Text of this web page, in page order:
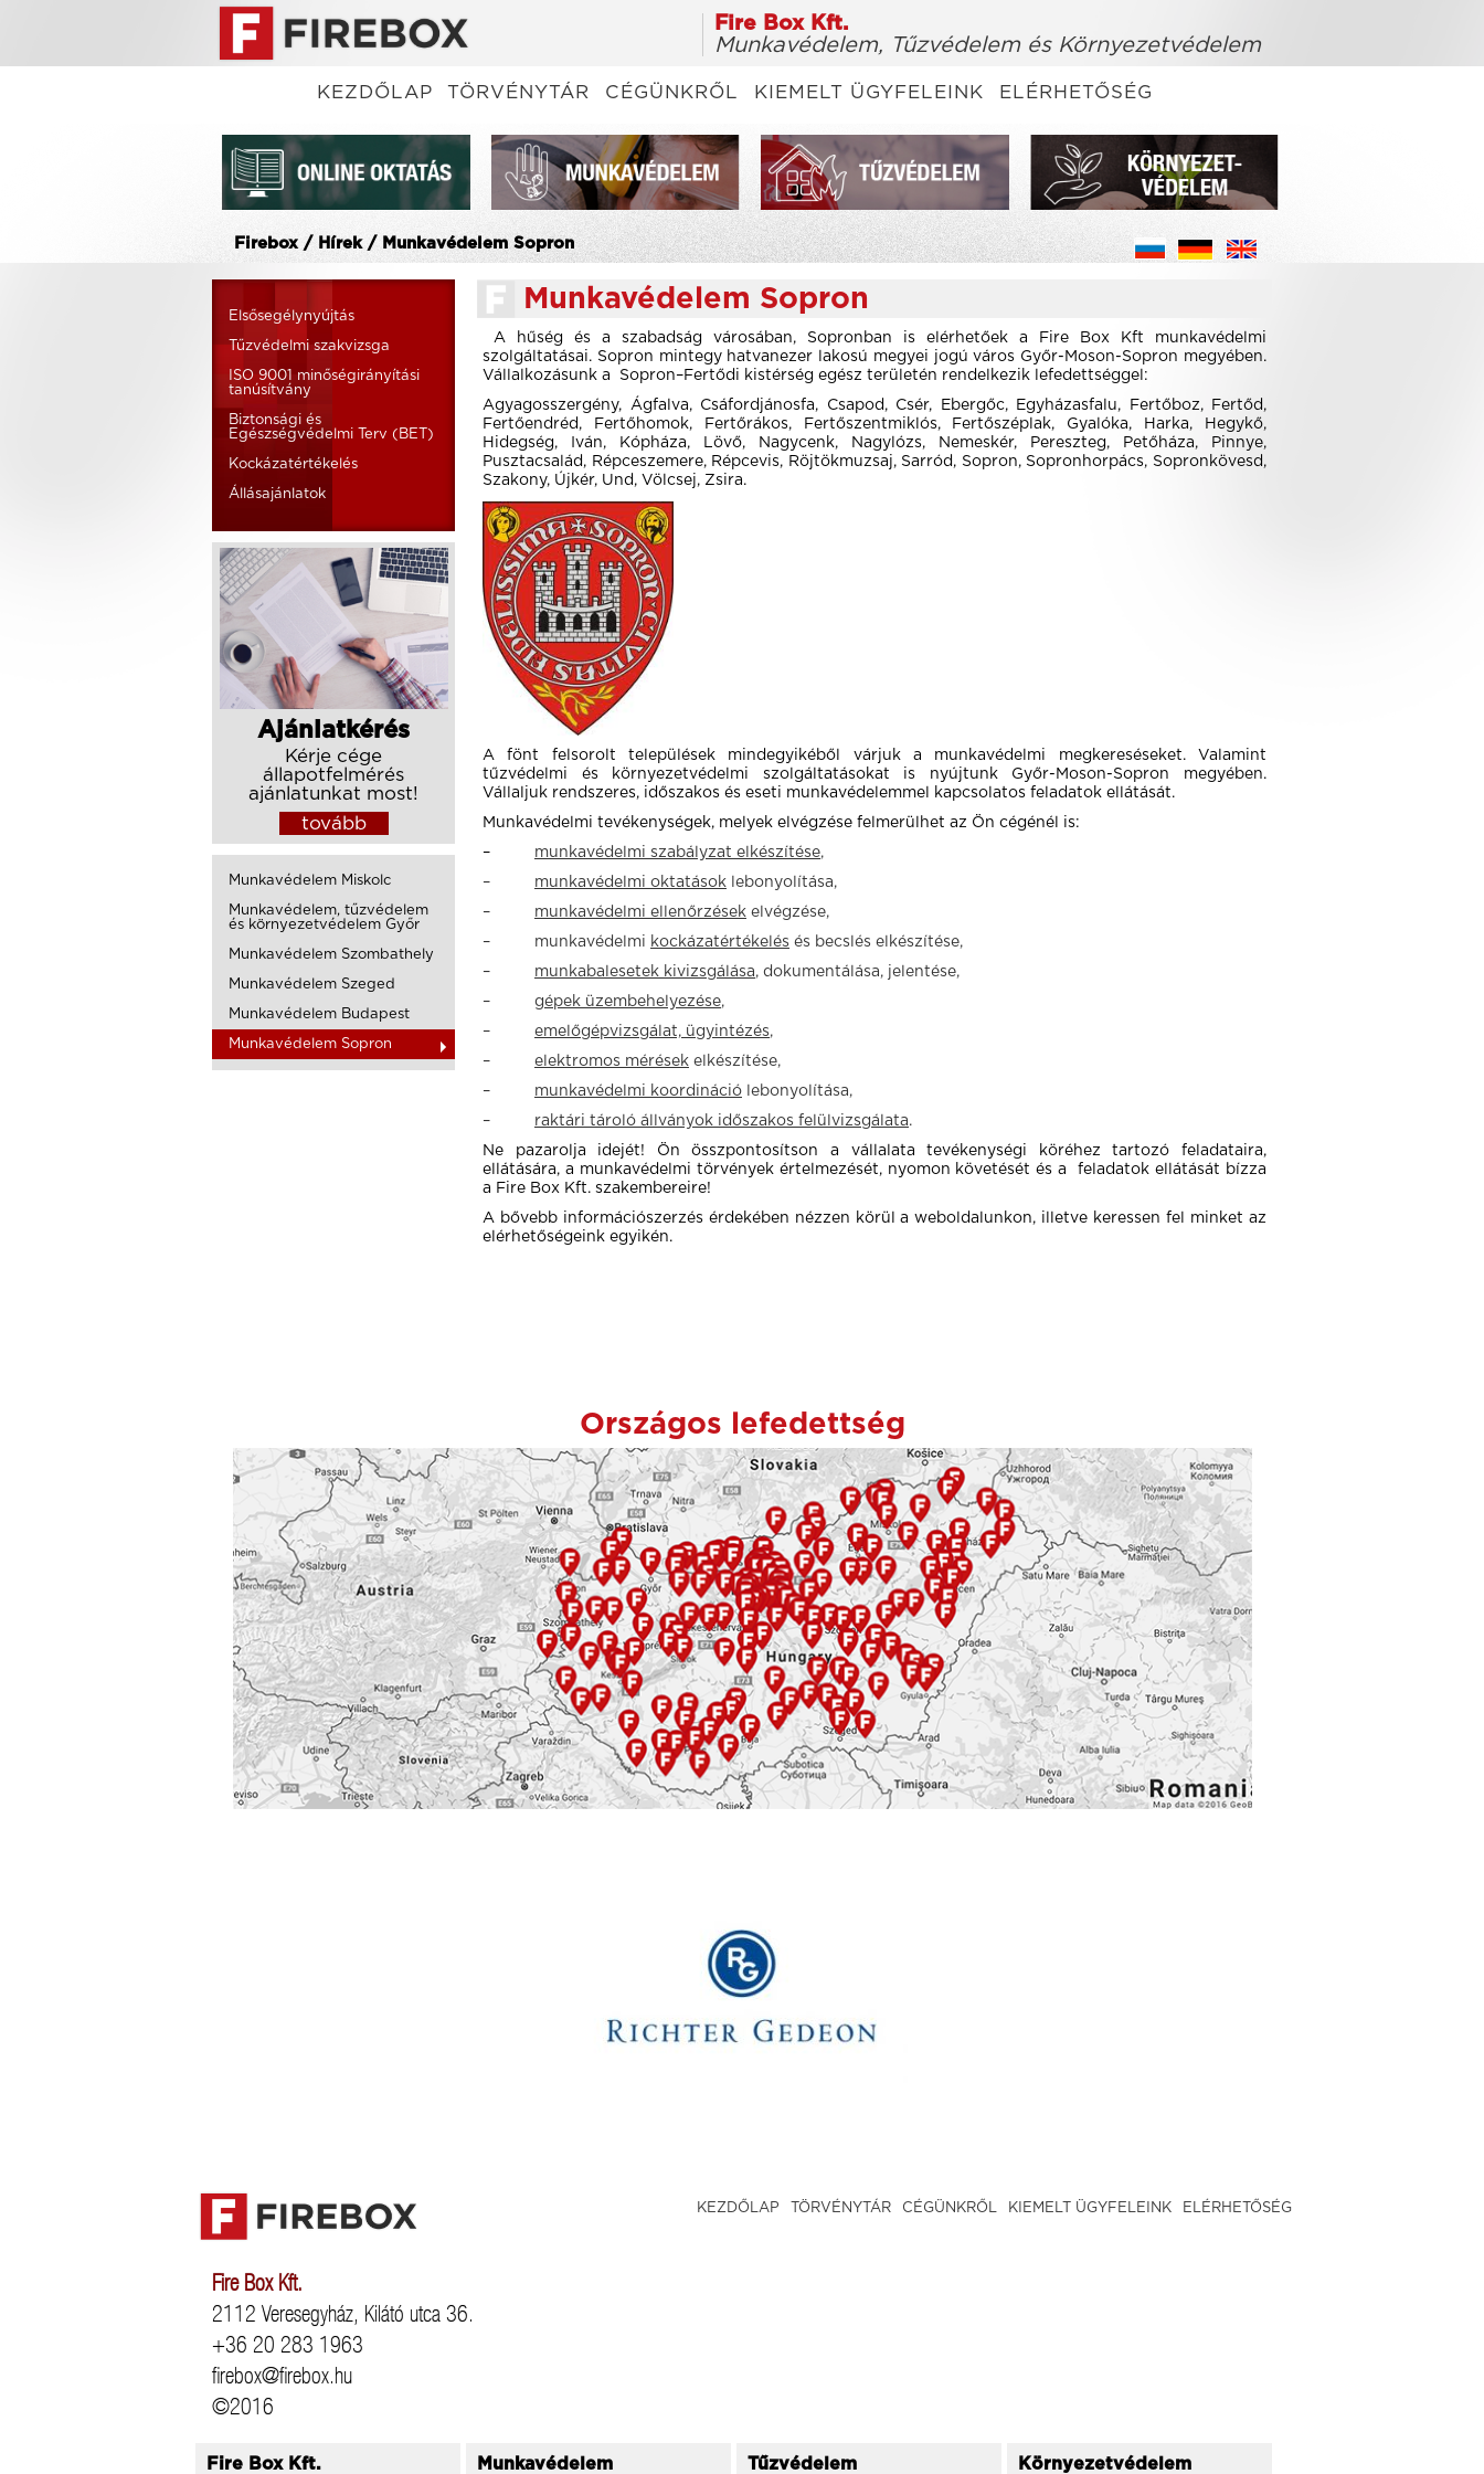
Fire Box Kft.
Munkavédelem, Tűzvédelem és Környezetvédelem
KEZDŐLAP TÖRVÉNYTÁR CÉGÜNKRŐL KIEMELT ÜGYFELEINK ELÉRHETŐSÉG
Firebox / Hírek / Munkavédelem Sopron
Elsősegélynyújtás
Tűzvédelmi szakvizsga
ISO 9001 minőségirányítási
tanúsítvány
Biztonsági és
Egészségvédelmi Terv (BET)
Kockázatértékelés
Állásajánlatok
Ajánlatkérés
Kérje cége
állapotfelmérés
ajánlatunkat most!
tovább
Munkavédelem Miskolc
Munkavédelem, tűzvédelem
és környezetvédelem Győr
Munkavédelem Szombathely
Munkavédelem Szeged
Munkavédelem Budapest
Munkavédelem Sopron
Munkavédelem Sopron
A hűség és a szabadság városában, Sopronban is elérhetőek a Fire Box Kft munkavédelmi
szolgáltatásai. Sopron mintegy hatvanezer lakosú megyei jogú város Győr-Moson-Sopron megyében.
Vállalkozásunk a Sopron–Fertődi kistérség egész területén rendelkezik lefedettséggel:
Agyagosszergény, Ágfalva, Csáfordjánosfa, Csapod, Csér, Ebergőc, Egyházasfalu, Fertőboz, Fertőd,
Fertőendréd, Fertőhomok, Fertőrákos, Fertőszentmiklós, Fertőszéplak, Gyalóka, Harka, Hegykő,
Hidegség, Iván, Kópháza, Lövő, Nagycenk, Nagylózs, Nemeskér, Pereszteg, Petőháza, Pinnye,
Pusztacsalád, Répceszemere, Répcevis, Röjtökmuzsaj, Sarród, Sopron, Sopronhorpács, Sopronkövesd,
Szakony, Újkér, Und, Völcsej, Zsira.
A fönt felsorolt települések mindegyikéből várjuk a munkavédelmi megkereséseket. Valamint
tűzvédelmi és környezetvédelmi szolgáltatásokat is nyújtunk Győr-Moson-Sopron megyében.
Vállaljuk rendszeres, időszakos és eseti munkavédelemmel kapcsolatos feladatok ellátását.
Munkavédelmi tevékenységek, melyek elvégzése felmerülhet az Ön cégénél is:
–
munkavédelmi szabályzat elkészítése,
– munkavédelmi oktatások lebonyolítása,
– munkavédelmi ellenőrzések elvégzése,
– munkavédelmi kockázatértékelés és becslés elkészítése,
– munkabalesetek kivizsgálása, dokumentálása, jelentése,
– gépek üzembehelyezése,
– emelőgépvizsgálat, ügyintézés,
– elektromos mérések elkészítése,
– munkavédelmi koordináció lebonyolítása,
– raktári tároló állványok időszakos felülvizsgálata.
Ne pazarolja idejét! Ön összpontosítson a vállalata tevékenységi köréhez tartozó feladataira,
ellátására, a munkavédelmi törvények értelmezését, nyomon követését és a feladatok ellátását bízza
a Fire Box Kft. szakembereire!
A bővebb információszerzés érdekében nézzen körül a weboldalunkon, illetve keressen fel minket az
elérhetőségeink egyikén.
Országos lefedettség
KEZDŐLAP TÖRVÉNYTÁR CÉGÜNKRŐL KIEMELT ÜGYFELEINK ELÉRHETŐSÉG
Fire Box Kft.
2112 Veresegyház, Kilátó utca 36.
+36 20 283 1963
firebox@firebox.hu
©2016
Fire Box Kft. Munkavédelem Tűzvédelem Környezetvédelem